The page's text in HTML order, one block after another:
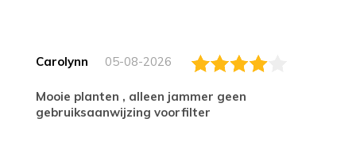
Carolynn 05-08-2026
Mooie planten , alleen jammer geen
gebruiksaanwijzing voorfilter